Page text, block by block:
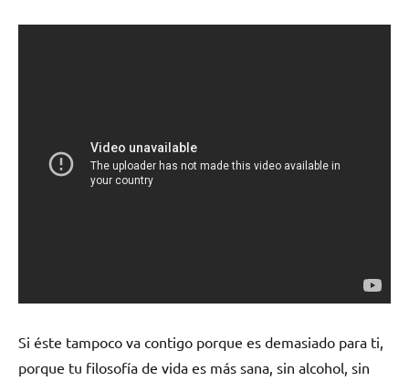
Si éste tampoco va contigo porque es demasiado para ti,
porque tu filosofía de vida es más sana, sin alcohol, sin